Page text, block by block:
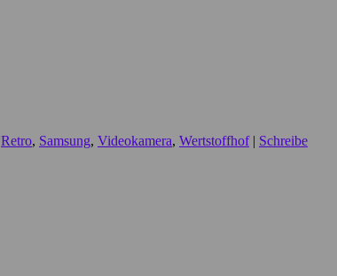
Retro, Samsung, Videokamera, Wertstoffhof | Schreibe